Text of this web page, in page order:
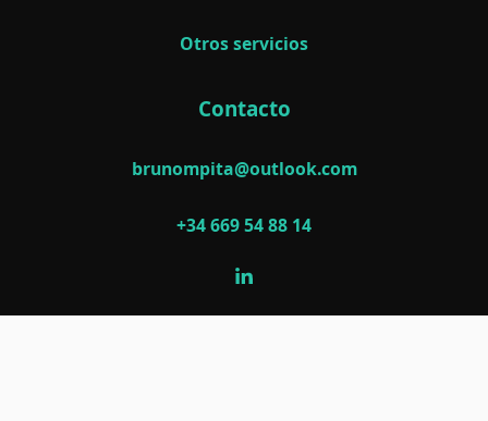
Otros servicios
Contacto
brunompita@outlook.com
+34 669 54 88 14